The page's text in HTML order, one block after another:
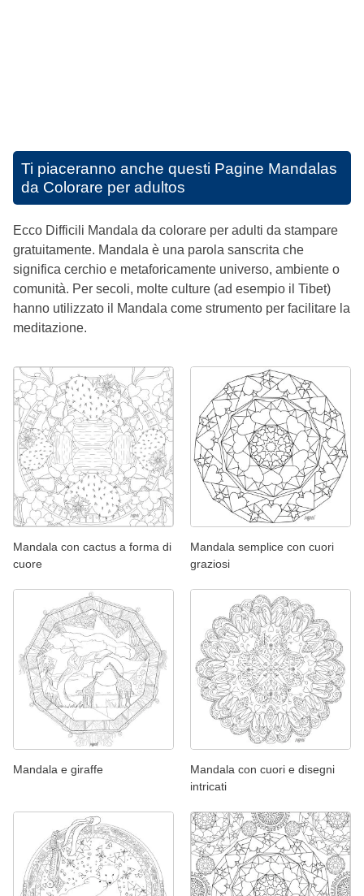
Ti piaceranno anche questi Pagine Mandalas
da Colorare per adultos
Ecco Difficili Mandala da colorare per adulti da stampare
gratuitamente. Mandala è una parola sanscrita che
significa cerchio e metaforicamente universo, ambiente o
comunità. Per secoli, molte culture (ad esempio il Tibet)
hanno utilizzato il Mandala come strumento per facilitare la
meditazione.
Mandala con cactus a forma di
cuore
Mandala semplice con cuori
graziosi
Mandala e giraffe
Mandala con cuori e disegni
intricati